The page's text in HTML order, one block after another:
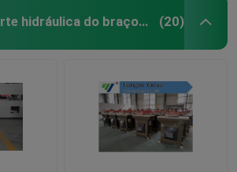
Máquina de corte hidráulica do braço do balanço (20)